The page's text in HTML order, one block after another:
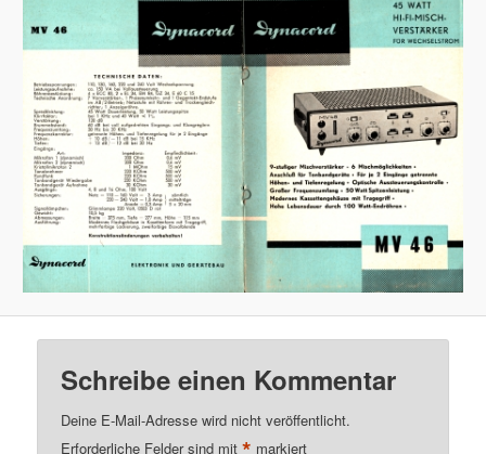
Schreibe einen Kommentar
Deine E-Mail-Adresse wird nicht veröffentlicht.
Erforderliche Felder sind mit
markiert